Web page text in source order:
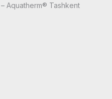
Aquatherm® Tashkent